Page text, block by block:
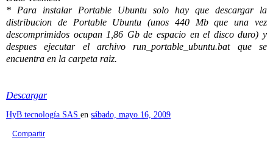
* Para instalar Portable Ubuntu solo hay que descargar la
distribucion de Portable Ubuntu (unos 440 Mb que una vez
descomprimidos ocupan 1,86 Gb de espacio en el disco duro) y
despues ejecutar el archivo run_portable_ubuntu.bat que se
encuentra en la carpeta raiz.
Descargar
HyB tecnología SAS en sábado, mayo 16, 2009
Compartir